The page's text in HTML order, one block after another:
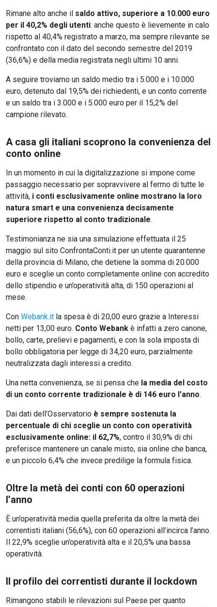
Rimane alto anche il saldo attivo, superiore a 10.000 euro
per il 40,2% degli utenti: anche questo è lievemente in calo
rispetto al 40,4% registrato a marzo, ma sempre rilevante se
confrontato con il dato del secondo semestre del 2019
(36,6%) e della media registrata negli ultimi 10 anni.
A seguire troviamo un saldo medio tra i 5.000 e i 10.000
euro, detenuto dal 19,5% dei richiedenti, e un conto corrente
e un saldo tra i 3.000 e i 5.000 euro per il 15,2% del
campione rilevato.
A casa gli italiani scoprono la convenienza del
conto online
In un momento in cui la digitalizzazione si impone come
passaggio necessario per sopravvivere al fermo di tutte le
attività, i conti esclusivamente online mostrano la loro
natura smart e una convenienza decisamente
superiore rispetto al conto tradizionale.
Testimonianza ne sia una simulazione effettuata il 25
maggio sul sito ConfrontaConti.it per un utente quarantenne
della provincia di Milano, che detiene la somma di 20.000
euro e sceglie un conto completamente online con accredito
dello stipendio e un’operatività alta, di 150 operazioni al
mese.
Con Webank.it la spesa è di 20,00 euro grazie a Interessi
netti per 13,00 euro. Conto Webank è infatti a zero canone,
bollo, carte, prelievi e pagamenti, e con la sola imposta di
bollo obbligatoria per legge di 34,20 euro, parzialmente
neutralizzata dagli interessi a credito.
Una netta convenienza, se si pensa che la media del costo
di un conto corrente tradizionale è di 146 euro l’anno.
Dai dati dell’Osservatorio è sempre sostenuta la
percentuale di chi sceglie un conto con operatività
esclusivamente online: il 62,7%, contro il 30,9% di chi
preferisce mantenere un canale misto, sia online che banca,
e un piccolo 6,4% che invece predilige la formula fisica.
Oltre la metà dei conti con 60 operazioni
l’anno
È un’operatività media quella preferita da oltre la metà dei
correntisti italiani (56,6%), con 60 operazioni all’incirca l’anno.
Il 22,9% sceglie un’operatività alta e il 20,5% una bassa
operatività.
Il profilo dei correntisti durante il lockdown
Rimangono stabili le rilevazioni sul Paese per quanto